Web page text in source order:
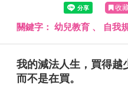
收
關鍵字： 幼兒教育 、 自我
我的減法人生，買得越
而不是在買。